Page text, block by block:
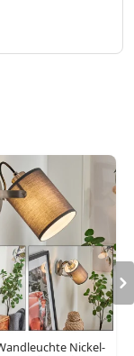
Nickel-